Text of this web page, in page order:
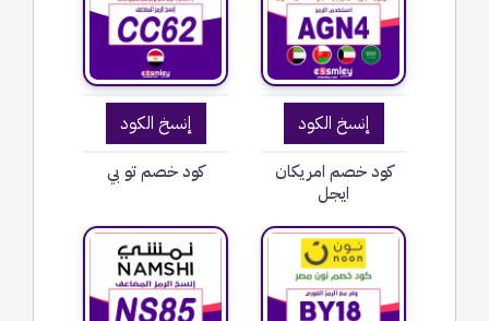
إنسخ الكود
كود خصم امريكان
ايجل
إنسخ الكود
كود خصم تو بي